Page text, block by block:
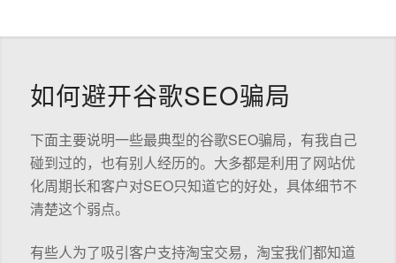
如何避开谷歌SEO骗局
下面主要说明一些最典型的谷歌SEO骗局，有我自己
碰到过的，也有别人经历的。大多都是利用了网站优
化周期长和客户对SEO只知道它的好处，具体细节不
清楚这个弱点。
有些人为了吸引客户支持淘宝交易，淘宝我们都知道